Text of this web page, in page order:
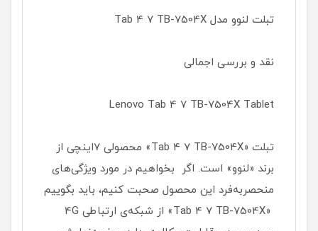
تبلت لنوو مدل Tab 4 7 TB-7504X
نقد و بررسی اجمالی
Lenovo Tab 4 7 TB-7504X Tablet
تبلت «Tab 4 7 TB-7504X»‌ محصولی 7اینچی از
برند «لنوو» است. اگر بخواهیم در مورد ویژگی‌های
منحصربه‌فرد این محصول صحبت کنیم، باید بگوییم
«Tab 4 7 TB-7504X»‌ از شبکه‌ی ارتباطی 4G